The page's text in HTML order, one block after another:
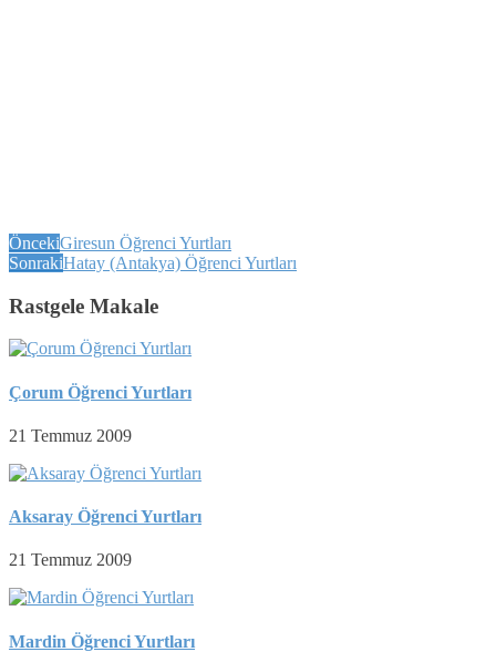
ÖncekiGiresun Öğrenci Yurtları
SonrakiHatay (Antakya) Öğrenci Yurtları
Rastgele Makale
Çorum Öğrenci Yurtları
21 Temmuz 2009
Aksaray Öğrenci Yurtları
21 Temmuz 2009
Mardin Öğrenci Yurtları